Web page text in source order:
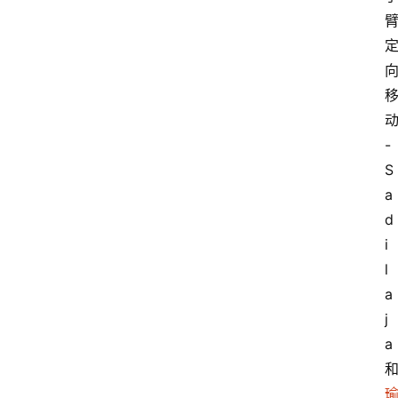
臂
定
向
移
动
-
S
a
d
i
l
a
j
a
和
瑜